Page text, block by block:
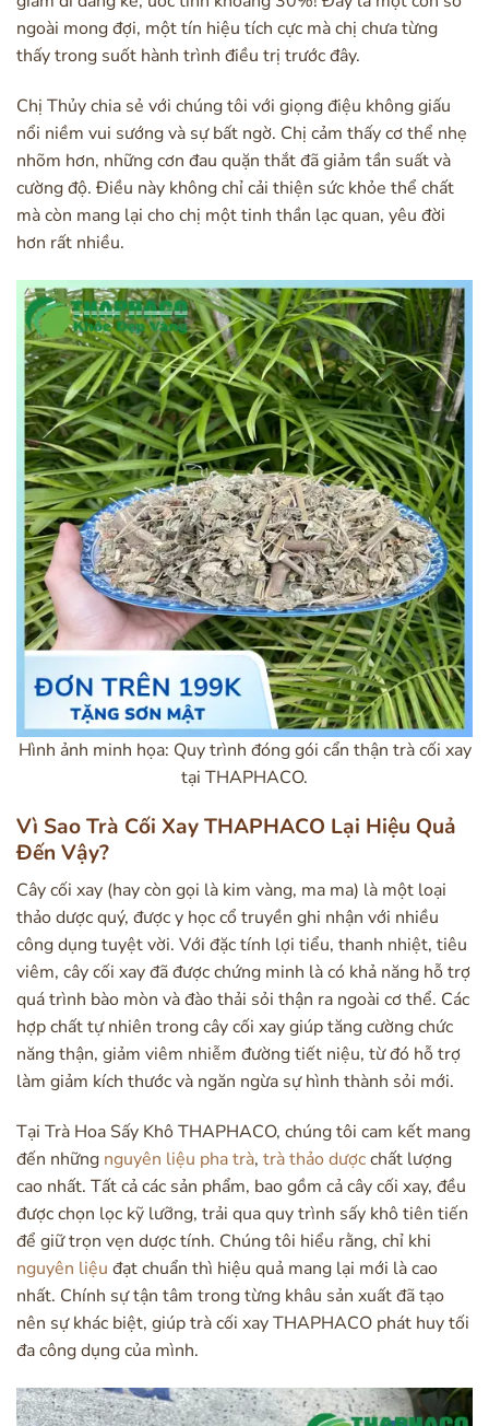
ngoài mong đợi, một tín hiệu tích cực mà chị chưa từng
thấy trong suốt hành trình điều trị trước đây.
Chị Thủy chia sẻ với chúng tôi với giọng điệu không giấu
nổi niềm vui sướng và sự bất ngờ. Chị cảm thấy cơ thể nhẹ
nhõm hơn, những cơn đau quặn thắt đã giảm tần suất và
cường độ. Điều này không chỉ cải thiện sức khỏe thể chất
mà còn mang lại cho chị một tinh thần lạc quan, yêu đời
hơn rất nhiều.
Hình ảnh minh họa: Quy trình đóng gói cẩn thận trà cối xay
tại THAPHACO.
Vì Sao Trà Cối Xay THAPHACO Lại Hiệu Quả
Đến Vậy?
Cây cối xay (hay còn gọi là kim vàng, ma ma) là một loại
thảo dược quý, được y học cổ truyền ghi nhận với nhiều
công dụng tuyệt vời. Với đặc tính lợi tiểu, thanh nhiệt, tiêu
viêm, cây cối xay đã được chứng minh là có khả năng hỗ trợ
quá trình bào mòn và đào thải sỏi thận ra ngoài cơ thể. Các
hợp chất tự nhiên trong cây cối xay giúp tăng cường chức
năng thận, giảm viêm nhiễm đường tiết niệu, từ đó hỗ trợ
làm giảm kích thước và ngăn ngừa sự hình thành sỏi mới.
Tại Trà Hoa Sấy Khô THAPHACO, chúng tôi cam kết mang
đến những nguyên liệu pha trà, trà thảo dượcchất lượng
cao nhất. Tất cả các sản phẩm, bao gồm cả cây cối xay, đều
được chọn lọc kỹ lưỡng, trải qua quy trình sấy khô tiên tiến
để giữ trọn vẹn dược tính. Chúng tôi hiểu rằng, chỉ khi
nguyên liệu đạt chuẩn thì hiệu quả mang lại mới là cao
nhất. Chính sự tận tâm trong từng khâu sản xuất đã tạo
nên sự khác biệt, giúp trà cối xay THAPHACO phát huy tối
đa công dụng của mình.